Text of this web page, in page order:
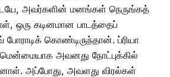
அவர்களின் மனங்கள் நெருங்கத்
ஒரு கடினமான பாடத்தைப்
போராடிக் கொண்டிருந்தான். ப்ரியா
அவனது நோட்புக்கில்
அப்போது, அவளது விரல்கள்